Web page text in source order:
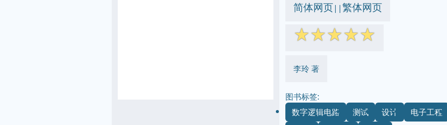
简体网页||繁体网页
☆☆☆☆☆
李玲 著
图书标签:
数字逻辑电路
测试 设计
电子工程